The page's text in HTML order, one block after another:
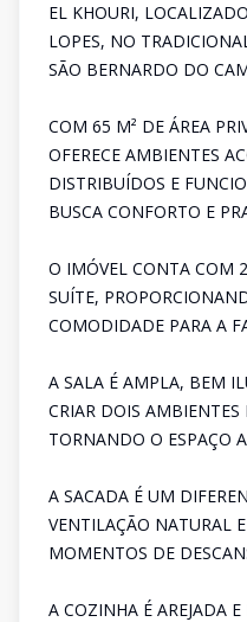
EL KHOURI,
LOPES, NO
SÃO BERNARDO DO
COM 65 M² DE ÁREA
OFERECE AMBIENTES
DISTRIBUÍDOS E
BUSCA CONFORTO E
O IMÓVEL CONTA COM
SUÍTE,
COMODIDADE PARA A
A SALA É AMPLA, BEM
CRIAR DOIS AMBIENTES
TORNANDO O ESPAÇO
A SACADA É UM
VENTILAÇÃO NATURAL
MOMENTOS DE
A COZINHA É AREJADA